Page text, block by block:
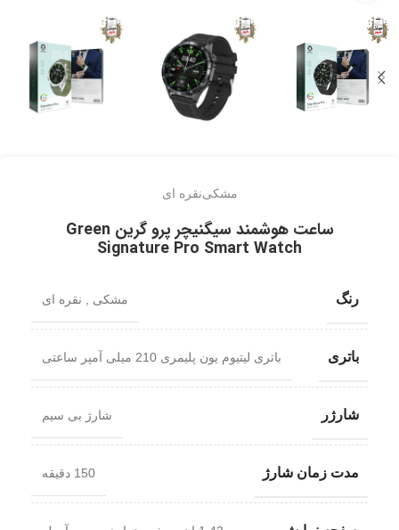
مشکینقره ای
ساعت هوشمند سیگنیچر پرو گرین Green
Signature Pro Smart Watch
رنگ مشکی , نقره ای
باتری باتری لیتیوم یون پلیمری 210 میلی آمپر ساعتی
شارژر شارژ بی سیم
مدت زمان شارژ 150 دقیقه